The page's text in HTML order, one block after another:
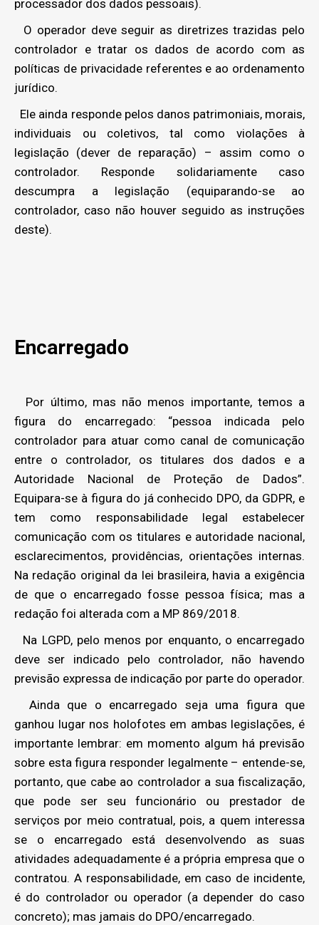
processador dos dados pessoais).
O operador deve seguir as diretrizes trazidas pelo
controlador e tratar os dados de acordo com as
políticas de privacidade referentes e ao ordenamento
jurídico.
Ele ainda responde pelos danos patrimoniais, morais,
individuais ou coletivos, tal como violações à
legislação (dever de reparação) – assim como o
controlador. Responde solidariamente caso
descumpra a legislação (equiparando-se ao
controlador, caso não houver seguido as instruções
deste).
Encarregado
Por último, mas não menos importante, temos a
figura do encarregado: “pessoa indicada pelo
controlador para atuar como canal de comunicação
entre o controlador, os titulares dos dados e a
Autoridade Nacional de Proteção de Dados”.
Equipara-se à figura do já conhecido DPO, da GDPR, e
tem como responsabilidade legal estabelecer
comunicação com os titulares e autoridade nacional,
esclarecimentos, providências, orientações internas.
Na redação original da lei brasileira, havia a exigência
de que o encarregado fosse pessoa física; mas a
redação foi alterada com a MP 869/2018.
Na LGPD, pelo menos por enquanto, o encarregado
deve ser indicado pelo controlador, não havendo
previsão expressa de indicação por parte do operador.
Ainda que o encarregado seja uma figura que
ganhou lugar nos holofotes em ambas legislações, é
importante lembrar: em momento algum há previsão
sobre esta figura responder legalmente – entende-se,
portanto, que cabe ao controlador a sua fiscalização,
que pode ser seu funcionário ou prestador de
serviços por meio contratual, pois, a quem interessa
se o encarregado está desenvolvendo as suas
atividades adequadamente é a própria empresa que o
contratou. A responsabilidade, em caso de incidente,
é do controlador ou operador (a depender do caso
concreto); mas jamais do DPO/encarregado.